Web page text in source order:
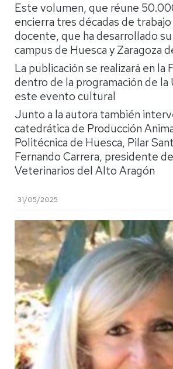
Este volumen, que réune
encierra tres décadas de
docente, que ha desarrollado
campus de Huesca y Zaragoza
La publicación se realizará en la
dentro de la programación de la
este evento cultural
Junto a la autora también
catedrática de Producción
Politécnica de Huesca, Pilar
Fernando Carrera, presidente
Veterinarios del Alto Aragón
31/05/2025